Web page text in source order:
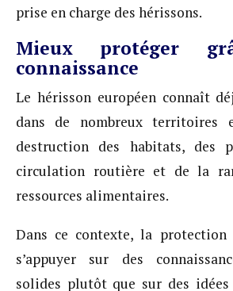
prise en charge des hérissons.
Mieux protéger
connaissance
Le hérisson européen connaît
dans de nombreux territoires
destruction des habitats, des
circulation routière et de la
ressources alimentaires.
Dans ce contexte, la protection
s’appuyer sur des
solides plutôt que sur des idées